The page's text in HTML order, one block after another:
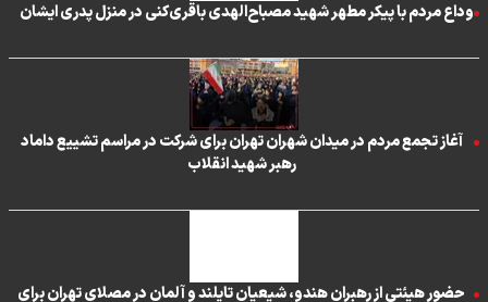
وداع مردم با پیکر مطهر شهید مصباح‌الهدی باقری‌کنی در منزل پدری ایشان
آغاز تجمع مردم در میدان شهران تهران برای شرکت در مراسم تشییع داماد
رهبر شهید انقلاب
حضور هیئتی از رهبران هندو، شیعیان تایلند و آلمان در مصلای تهران برای